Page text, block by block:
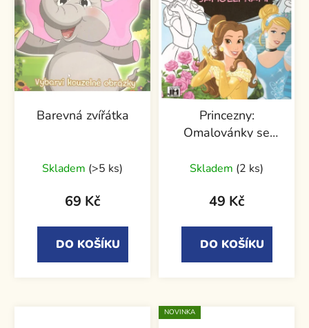
Barevná zvířátka
Skladem (>5 ks)
69 Kč
DO KOŠÍKU
Princezny:
Omalovánky se
Skladem (2 ks)
49 Kč
DO KOŠÍKU
NOVINKA